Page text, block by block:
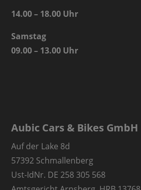
14.00 – 18.00 Uhr
Samstag
09.00 – 13.00 Uhr
Aubic Cars & Bikes GmbH
Auf der Lake 8d
57392 Schmallenberg
Ust-IdNr. DE 258 305 568